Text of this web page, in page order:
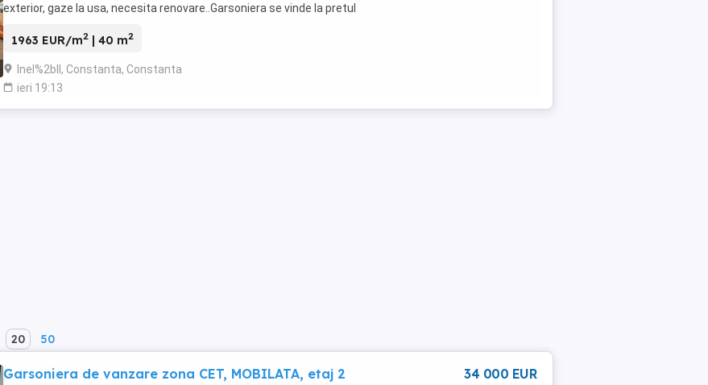
exterior, gaze la usa, necesita renovare..Garsoniera se vinde la pretul
1963 EUR/m2 | 40 m2
Inel%2bII, Constanta, Constanta
ieri 19:13
20 50
Garsoniera de vanzare zona CET, MOBILATA, etaj 2 34 000 EUR